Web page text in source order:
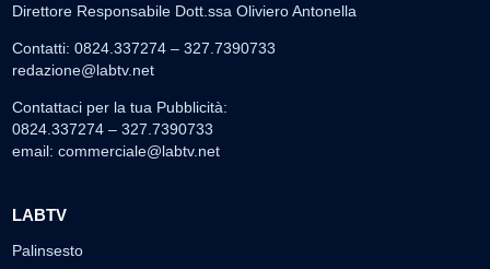
Direttore Responsabile Dott.ssa Oliviero Antonella
Contatti: 0824.337274 – 327.7390733
redazione@labtv.net
Contattaci per la tua Pubblicità:
0824.337274 – 327.7390733
email: commerciale@labtv.net
LABTV
Palinsesto